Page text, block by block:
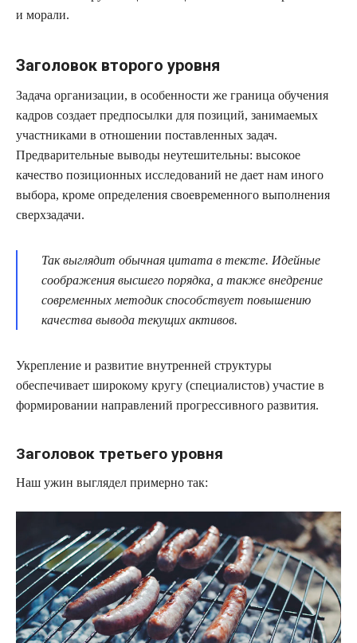
и морали.
Заголовок второго уровня
Задача организации, в особенности же граница обучения
кадров создает предпосылки для позиций, занимаемых
участниками в отношении поставленных задач.
Предварительные выводы неутешительны: высокое
качество позиционных исследований не дает нам иного
выбора, кроме определения своевременного выполнения
сверхзадачи.
Так выглядит обычная цитата в тексте. Идейные
соображения высшего порядка, а также внедрение
современных методик способствует повышению
качества вывода текущих активов.
Укрепление и развитие внутренней структуры
обеспечивает широкому кругу (специалистов) участие в
формировании направлений прогрессивного развития.
Заголовок третьего уровня
Наш ужин выглядел примерно так: